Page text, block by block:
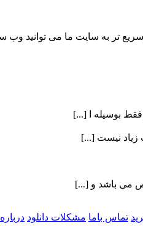
تر به سایت ما می توانید وب
بوسیله ا [...]
می باشد و [...]
تماس باما مشکلات دانلود